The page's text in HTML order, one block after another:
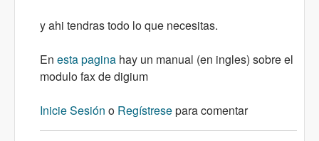
y ahi tendras todo lo que necesitas.
En esta pagina hay un manual (en ingles) sobre el
modulo fax de digium
Inicie Sesión o Regístresepara comentar